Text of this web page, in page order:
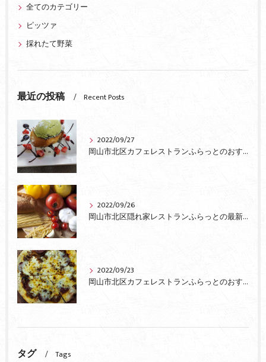
全てのカテゴリー
ピッツァ
採れたて野菜
最近の投稿 Recent Posts
2022/09/27
岡山市北区カフェレストランふらっとのおすすめ
2022/09/26
岡山市北区隠れ家レストランふらっとの最新情報
2022/09/23
岡山市北区カフェレストランふらっとのおすすめピザ
タグ Tags